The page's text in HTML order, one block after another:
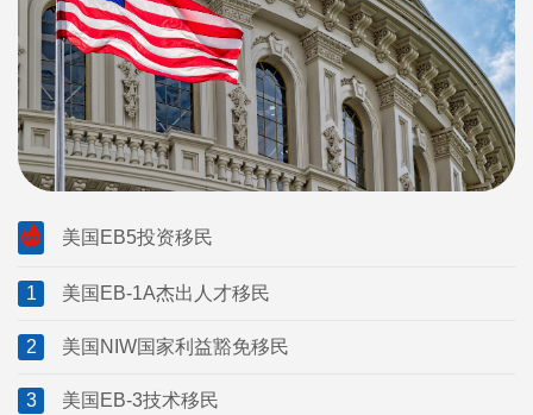
美国EB5投资移民
1 美国EB-1A杰出人才移民
2 美国NIW国家利益豁免移民
3 美国EB-3技术移民